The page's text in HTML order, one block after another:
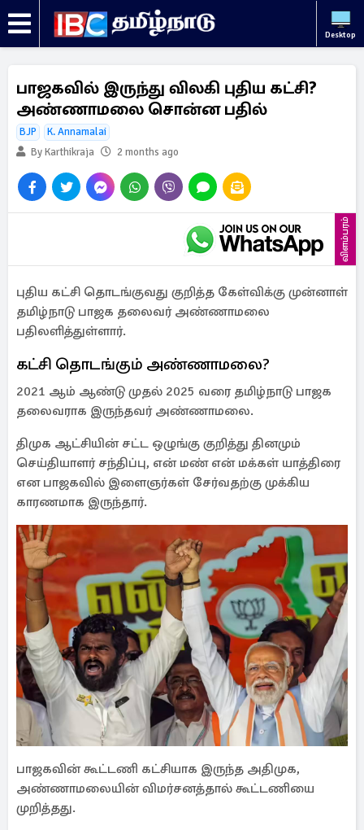
Desktop
பாஜகவில் இருந்து விலகி புதிய கட்சி?
அண்ணாமலை சொன்ன பதில்
BJP
K. Annamalai
By Karthikraja
2 months ago
விளம்பரம்
புதிய கட்சி தொடங்குவது குறித்த கேள்விக்கு முன்னாள்
தமிழ்நாடு பாஜக தலைவர் அண்ணாமலை
பதிலளித்துள்ளார்.
கட்சி தொடங்கும் அண்ணாமலை?
2021 ஆம் ஆண்டு முதல் 2025 வரை தமிழ்நாடு பாஜக
தலைவராக இருந்தவர் அண்ணாமலை.
திமுக ஆட்சியின் சட்ட ஒழுங்கு குறித்து தினமும்
செய்தியாளர் சந்திப்பு, என் மண் என் மக்கள் யாத்திரை
என பாஜகவில் இளைஞர்கள் சேர்வதற்கு முக்கிய
காரணமாக இருந்தார்.
பாஜகவின் கூட்டணி கட்சியாக இருந்த அதிமுக,
அண்ணாமலையின் விமர்சனத்தால் கூட்டணியை
முறித்தது.